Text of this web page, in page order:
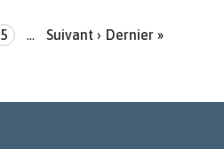
5 … Suivant › Dernier »